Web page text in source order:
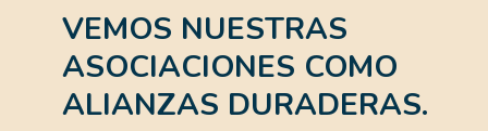
VEMOS NUESTRAS
ASOCIACIONES COMO
ALIANZAS DURADERAS.